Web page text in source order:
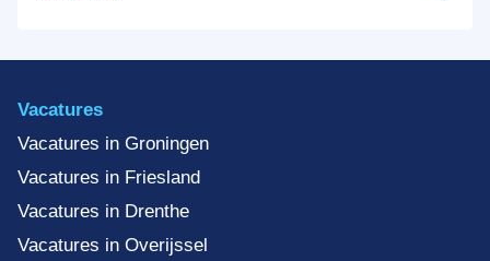
Vacatures
Vacatures in Groningen
Vacatures in Friesland
Vacatures in Drenthe
Vacatures in Overijssel